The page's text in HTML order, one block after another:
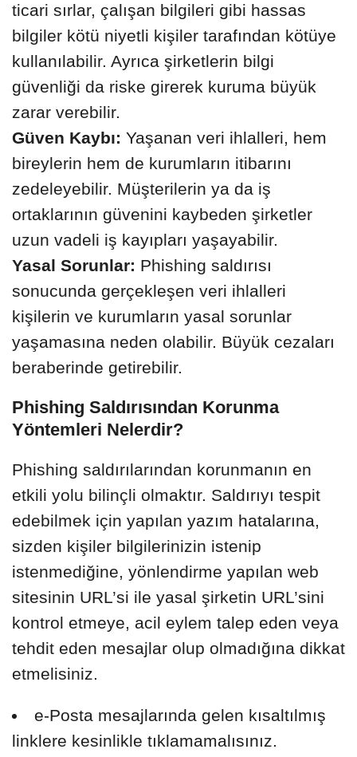
ticari sırlar, çalışan bilgileri gibi hassas
bilgiler kötü niyetli kişiler tarafından kötüye
kullanılabilir. Ayrıca şirketlerin bilgi
güvenliği da riske girerek kuruma büyük
zarar verebilir.
Güven Kaybı: Yaşanan veri ihlalleri, hem
bireylerin hem de kurumların itibarını
zedeleyebilir. Müşterilerin ya da iş
ortaklarının güvenini kaybeden şirketler
uzun vadeli iş kayıpları yaşayabilir.
Yasal Sorunlar: Phishing saldırısı
sonucunda gerçekleşen veri ihlalleri
kişilerin ve kurumların yasal sorunlar
yaşamasına neden olabilir. Büyük cezaları
beraberinde getirebilir.
Phishing Saldırısından Korunma
Yöntemleri Nelerdir?
Phishing saldırılarından korunmanın en
etkili yolu bilinçli olmaktır. Saldırıyı tespit
edebilmek için yapılan yazım hatalarına,
sizden kişiler bilgilerinizin istenip
istenmediğine, yönlendirme yapılan web
sitesinin URL’si ile yasal şirketin URL’sini
kontrol etmeye, acil eylem talep eden veya
tehdit eden mesajlar olup olmadığına dikkat
etmelisiniz.
e-Posta mesajlarında gelen kısaltılmış
linklere kesinlikle tıklamamalısınız.